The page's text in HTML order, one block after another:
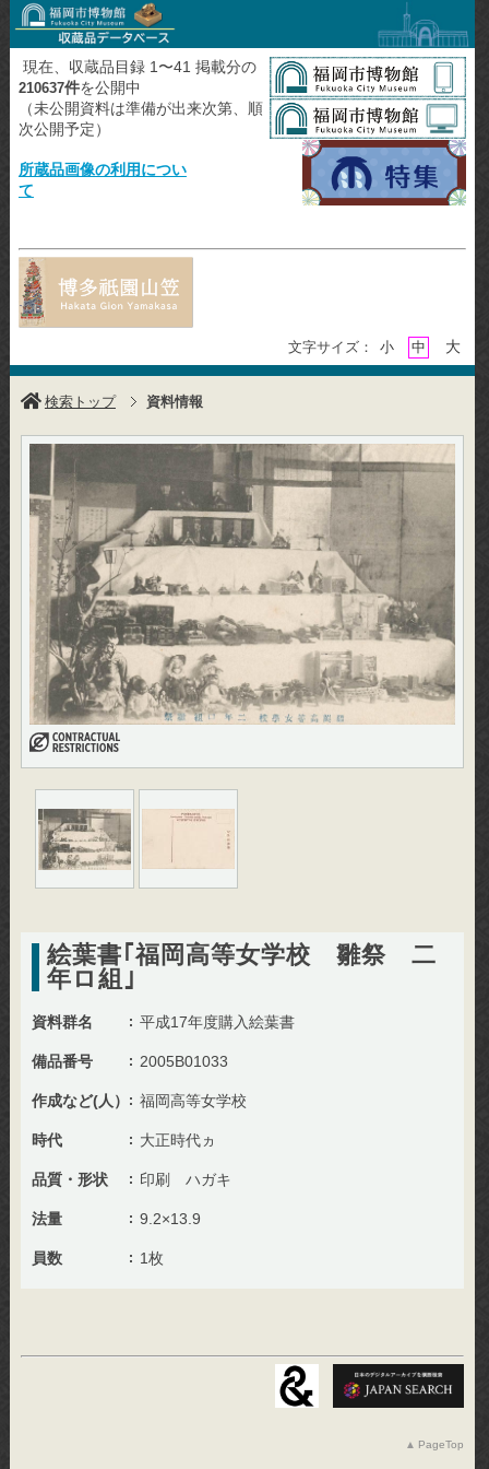
現在、収蔵品目録 1〜41 掲載分の
210637件を公開中
（未公開資料は準備が出来次第、順
次公開予定）
所蔵品画像の利用につい
て
文字サイズ： 小 中 大
検索トップ 資料情報
絵葉書｢福岡高等女学校 雛祭 二
年ロ組｣
資料群名 平成17年度購入絵葉書
備品番号 2005B01033
作成など(人） 福岡高等女学校
時代 大正時代ヵ
品質・形状 印刷 ハガキ
法量 9.2×13.9
員数 1枚
PageTop